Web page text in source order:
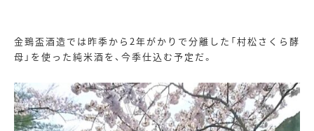
金鵄盃酒造では昨季から 2年がかりで分離した「村松さくら酵
母」を使った純米酒を、今季仕込む予定だ。